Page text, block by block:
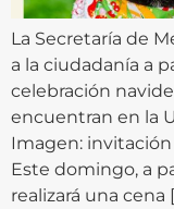
La Secretaría de
a la ciudadanía a
celebración
encuentran en la
Imagen:
Este domingo, a
realizará una cena